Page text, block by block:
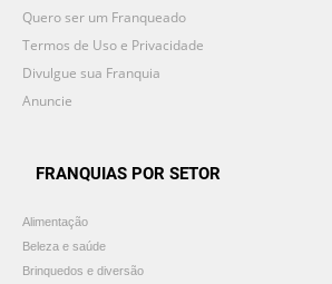
Quero ser um Franqueado
Termos de Uso e Privacidade
Divulgue sua Franquia
Anuncie
FRANQUIAS POR SETOR
Alimentação
Beleza e saúde
Brinquedos e diversão